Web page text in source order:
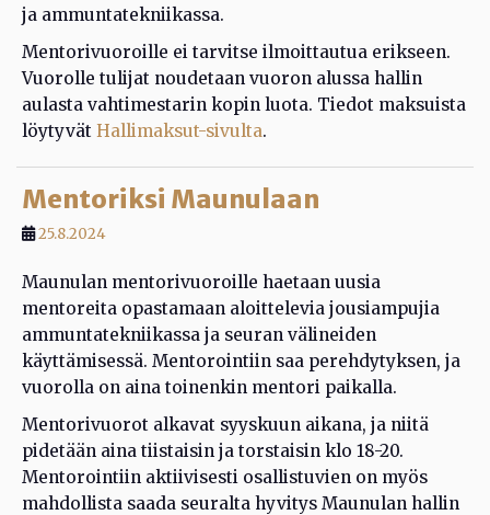
ja ammuntatekniikassa.
Mentorivuoroille ei tarvitse ilmoittautua erikseen.
Vuorolle tulijat noudetaan vuoron alussa hallin
aulasta vahtimestarin kopin luota. Tiedot maksuista
löytyvät Hallimaksut-sivulta.
Mentoriksi Maunulaan
25.8.2024
Maunulan mentorivuoroille haetaan uusia
mentoreita opastamaan aloittelevia jousiampujia
ammuntatekniikassa ja seuran välineiden
käyttämisessä. Mentorointiin saa perehdytyksen, ja
vuorolla on aina toinenkin mentori paikalla.
Mentorivuorot alkavat syyskuun aikana, ja niitä
pidetään aina tiistaisin ja torstaisin klo 18-20.
Mentorointiin aktiivisesti osallistuvien on myös
mahdollista saada seuralta hyvitys Maunulan hallin